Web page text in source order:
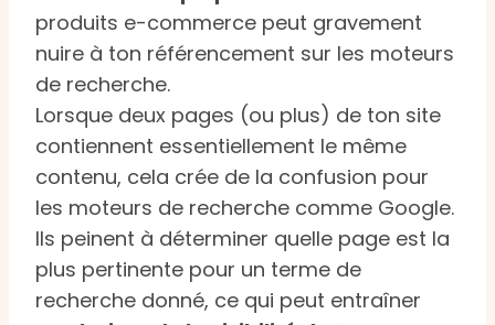
produits e-commerce peut gravement
nuire à ton référencement sur les moteurs
de recherche.
Lorsque deux pages (ou plus) de ton site
contiennent essentiellement le même
contenu, cela crée de la confusion pour
les moteurs de recherche comme Google.
Ils peinent à déterminer quelle page est la
plus pertinente pour un terme de
recherche donné, ce qui peut entraîner